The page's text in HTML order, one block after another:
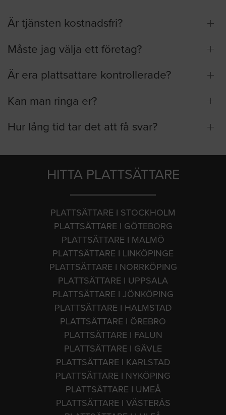
Är tjänsten kostnadsfri?
Måste jag välja ett företag?
Är era plattsattare kontrollerade?
Kan man ringa er?
Hur lång tid tar det att få svar?
HITTA PLATTSÄTTARE
PLATTSÄTTARE I STOCKHOLM
PLATTSÄTTARE I GÖTEBORG
PLATTSÄTTARE I MALMÖ
PLATTSÄTTARE I LINKÖPINGE
PLATTSÄTTARE I NORRKÖPING
PLATTSÄTTARE I UPPSALA
PLATTSÄTTARE I JÖNKÖPING
PLATTSÄTTARE I HALMSTAD
PLATTSÄTTARE I ÖREBRO
PLATTSÄTTARE I FALUN
PLATTSÄTTARE I GÄVLE
PLATTSÄTTARE I KARLSTAD
PLATTSÄTTARE I NYKÖPING
PLATTSÄTTARE I UMEÅ
PLATTSÄTTARE I VÄSTERÅS